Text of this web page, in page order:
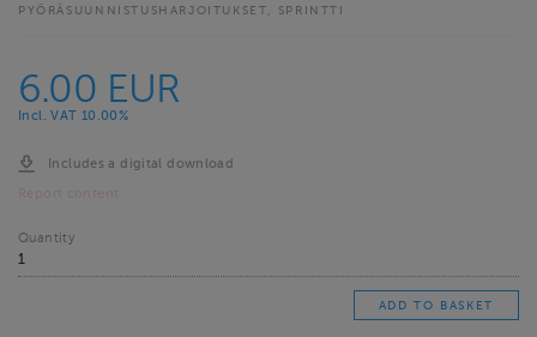
PYÖRÄSUUNNISTUSHARJOITUKSET, SPRINTTI
6.00 EUR
Incl. VAT 10.00%
Includes a digital download
Quantity